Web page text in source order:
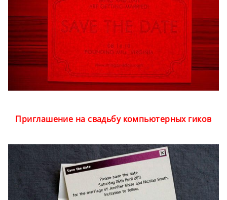
Приглашение на свадьбу компьютерных гиков